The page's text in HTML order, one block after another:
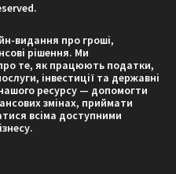
видання про гроші,
рішення. Ми
те, як працюють податки,
інвестиції та державні
ресурсу — допомогти
змінах, приймати
всіма доступними